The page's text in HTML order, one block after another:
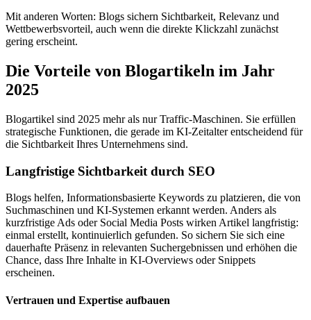
Mit anderen Worten: Blogs sichern Sichtbarkeit, Relevanz und
Wettbewerbsvorteil, auch wenn die direkte Klickzahl zunächst
gering erscheint.
Die Vorteile von Blogartikeln im Jahr
2025
Blogartikel sind 2025 mehr als nur Traffic-Maschinen. Sie erfüllen
strategische Funktionen, die gerade im KI-Zeitalter entscheidend für
die Sichtbarkeit Ihres Unternehmens sind.
Langfristige Sichtbarkeit durch SEO
Blogs helfen, Informationsbasierte Keywords zu platzieren, die von
Suchmaschinen und KI-Systemen erkannt werden. Anders als
kurzfristige Ads oder Social Media Posts wirken Artikel langfristig:
einmal erstellt, kontinuierlich gefunden. So sichern Sie sich eine
dauerhafte Präsenz in relevanten Suchergebnissen und erhöhen die
Chance, dass Ihre Inhalte in KI-Overviews oder Snippets
erscheinen.
Vertrauen und Expertise aufbauen